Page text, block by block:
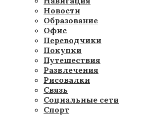
Новости
Образование
Офис
Переводчики
Покупки
Путешествия
Развлечения
Рисовалки
Связь
Социальные сети
Спорт